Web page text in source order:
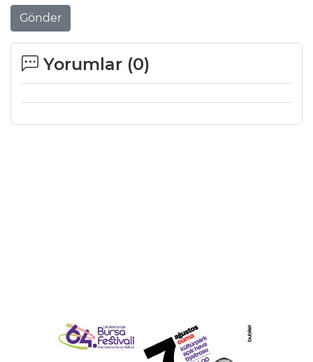
Gönder
Yorumlar (0)